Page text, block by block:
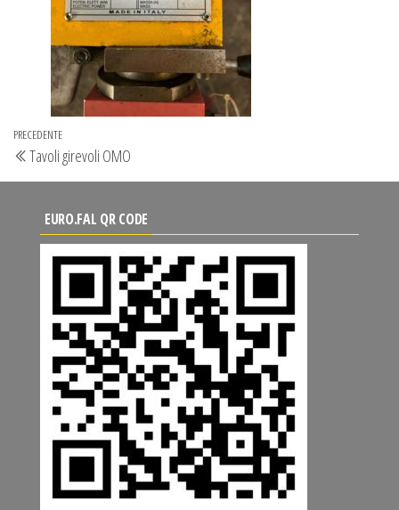
Navigazione
articoli
Articolo
precedente
PRECEDENTE
Tavoli girevoli OMO
EURO.FAL QR CODE